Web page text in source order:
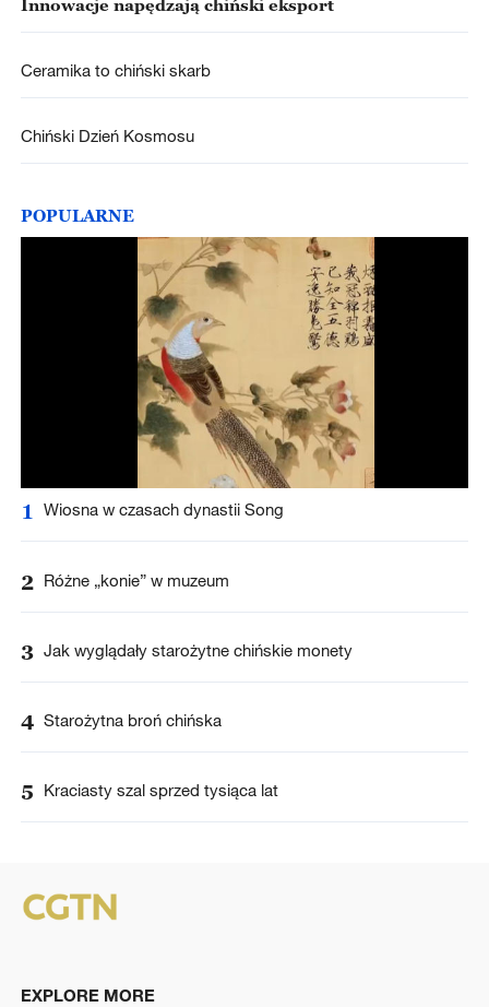
Innowacje napędzają chiński eksport
Ceramika to chiński skarb
Chiński Dzień Kosmosu
POPULARNE
1 Wiosna w czasach dynastii Song
2 Różne „konie” w muzeum
3 Jak wyglądały starożytne chińskie monety
4 Starożytna broń chińska
5 Kraciasty szal sprzed tysiąca lat
EXPLORE MORE